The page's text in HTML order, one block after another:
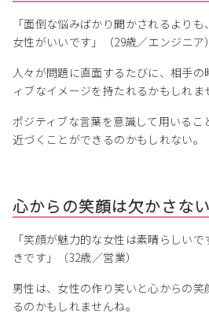
「面倒な悩みばかり聞かされるより
女性がいいです」（29歳／エンジニア）
人々が問題に直面するたびに、相手
ィブなイメージを持たれるかもしれま
ポジティブな言葉を意識して用いるこ
近づくことができるのかもしれない。
心からの笑顔は欠かさない
「笑顔が魅力的な女性は素晴らしい
きです」（32歳／営業）
男性は、女性の作り笑いと心からの笑
るのかもしれませんね。